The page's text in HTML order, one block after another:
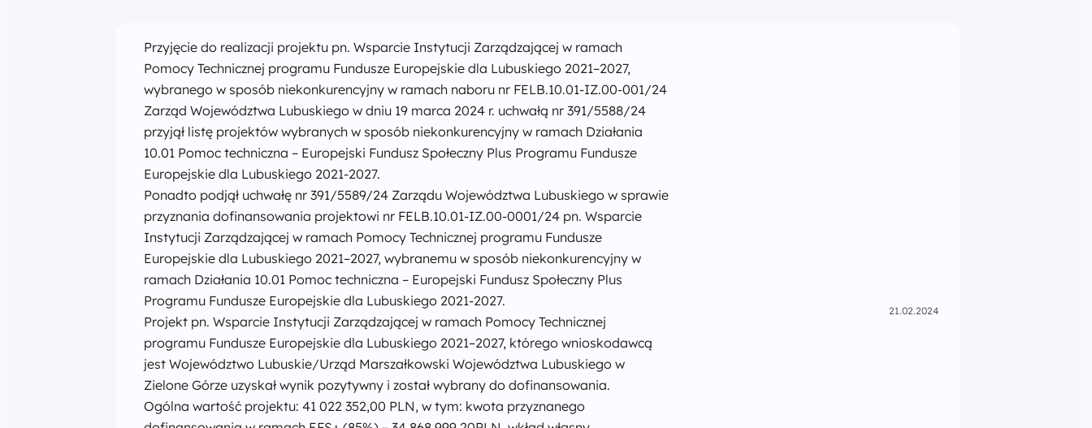
Przyjęcie do realizacji projektu pn. Wsparcie Instytucji Zarządzającej w ramach
Pomocy Technicznej programu Fundusze Europejskie dla Lubuskiego 2021–2027,
wybranego w sposób niekonkurencyjny w ramach naboru nr FELB.10.01-IZ.00-001/24
Zarząd Województwa Lubuskiego w dniu 19 marca 2024 r. uchwałą nr 391/5588/24
przyjął listę projektów wybranych w sposób niekonkurencyjny w ramach Działania
10.01 Pomoc techniczna – Europejski Fundusz Społeczny Plus Programu Fundusze
Europejskie dla Lubuskiego 2021-2027.
Ponadto podjął uchwałę nr 391/5589/24 Zarządu Województwa Lubuskiego w sprawie
przyznania dofinansowania projektowi nr FELB.10.01-IZ.00-0001/24 pn. Wsparcie
Instytucji Zarządzającej w ramach Pomocy Technicznej programu Fundusze
Europejskie dla Lubuskiego 2021–2027, wybranemu w sposób niekonkurencyjny w
ramach Działania 10.01 Pomoc techniczna – Europejski Fundusz Społeczny Plus
Programu Fundusze Europejskie dla Lubuskiego 2021-2027.
Projekt pn. Wsparcie Instytucji Zarządzającej w ramach Pomocy Technicznej
programu Fundusze Europejskie dla Lubuskiego 2021–2027, którego wnioskodawcą
jest Województwo Lubuskie/Urząd Marszałkowski Województwa Lubuskiego w
Zielone Górze uzyskał wynik pozytywny i został wybrany do dofinansowania.
Ogólna wartość projektu: 41 022 352,00 PLN, w tym: kwota przyznanego
21.02.2024